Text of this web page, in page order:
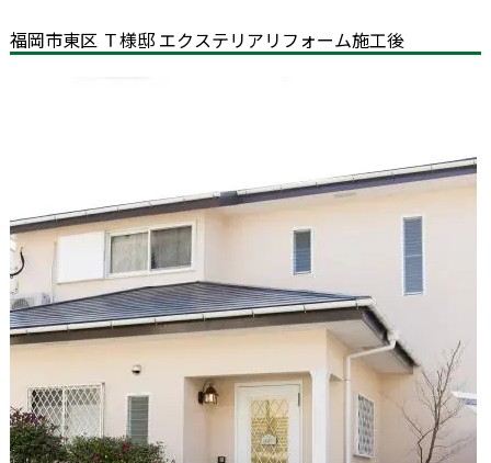
福岡市東区 Ｔ様邸 エクステリアリフォーム施工後